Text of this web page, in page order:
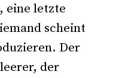
eine letzte
scheint
Der
der